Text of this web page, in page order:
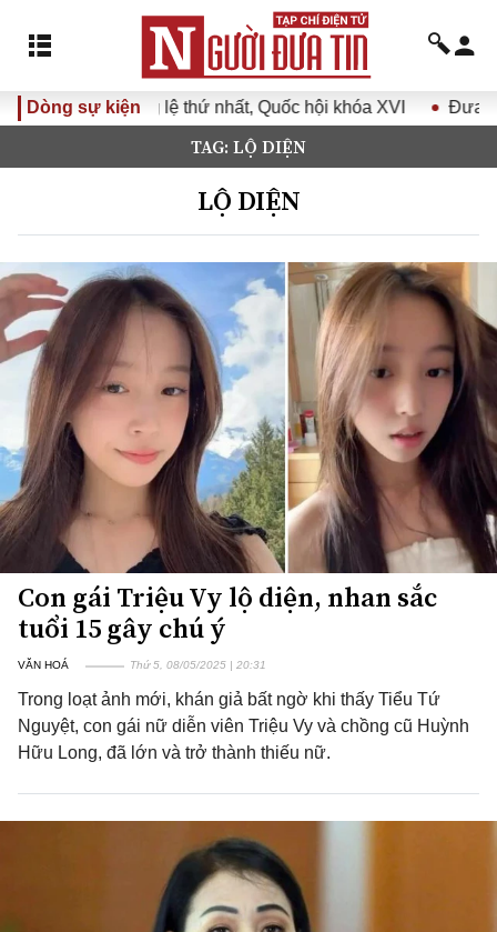
Dòng sự kiện
nhất, Quốc hội khóa XVI Đưa Nghị quyết Đại hội Đảng
TAG: LỘ DIỆN
LỘ DIỆN
Con gái Triệu Vy lộ diện, nhan sắc
tuổi 15 gây chú ý
VĂN HOÁ Thứ 5, 08/05/2025 | 20:31
Trong loạt ảnh mới, khán giả bất ngờ khi thấy Tiểu Tứ
Nguyệt, con gái nữ diễn viên Triệu Vy và chồng cũ Huỳnh
Hữu Long, đã lớn và trở thành thiếu nữ.